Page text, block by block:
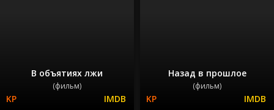
В объятиях лжи
(фильм)
Назад в прошлое
(фильм)